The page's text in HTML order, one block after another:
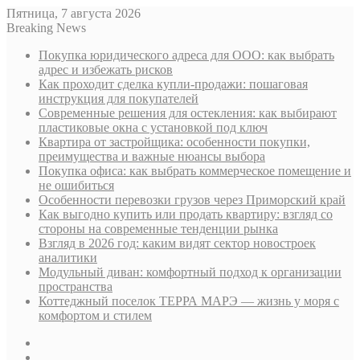
Пятница, 7 августа 2026
Breaking News
Покупка юридического адреса для ООО: как выбрать
адрес и избежать рисков
Как проходит сделка купли-продажи: пошаговая
инструкция для покупателей
Современные решения для остекления: как выбирают
пластиковые окна с установкой под ключ
Квартира от застройщика: особенности покупки,
преимущества и важные нюансы выбора
Покупка офиса: как выбрать коммерческое помещение и
не ошибиться
Особенности перевозки грузов через Приморский край
Как выгодно купить или продать квартиру: взгляд со
стороны на современные тенденции рынка
Взгляд в 2026 год: каким видят сектор новостроек
аналитики
Модульный диван: комфортный подход к организации
пространства
Коттеджный поселок ТЕРРА МАРЭ — жизнь у моря с
комфортом и стилем